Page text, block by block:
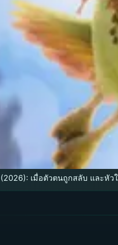
เมื่อตัวตนถูกสลับ และหั